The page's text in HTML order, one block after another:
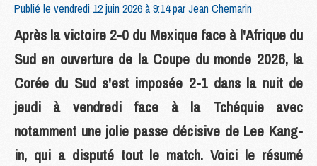
Publié le vendredi 12 juin 2026 à 9:14 parJean Chemarin
Après la victoire 2-0 du Mexique face à l'Afrique du
Sud en ouverture de la Coupe du monde 2026, la
Corée du Sud s'est imposée 2-1 dans la nuit de
jeudi à vendredi face à la Tchéquie avec
notamment une jolie passe décisive de Lee Kang-
in, qui a disputé tout le match. Voici le résumé